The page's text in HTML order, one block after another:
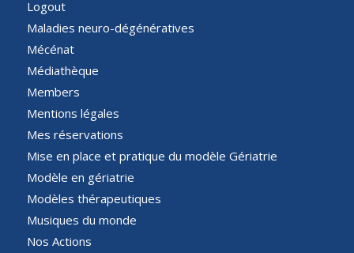
Logout
Maladies neuro-dégénératives
Mécénat
Médiathèque
Members
Mentions légales
Mes réservations
Mise en place et pratique du modèle Gériatrie
Modèle en gériatrie
Modèles thérapeutiques
Musiques du monde
Nos Actions